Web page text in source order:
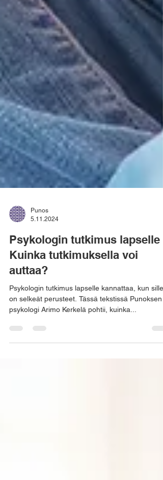
Punos
5.11.2024
Psykologin tutkimus lapselle –
Kuinka tutkimuksella voi
auttaa?
on selkeät perusteet. Tässä tekstissä Punoksen
psykologi Arimo Kerkelä pohtii, kuinka...